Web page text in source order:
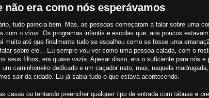
era como nós esperávamos
tudo parecia bem. Mas, as pessoas começaram a falar sobre uma
o vírus. Os programas infantis e escolas que, aos poucos
até que finalmente tudo se espalhou como se fosse uma
sobre ele... Eu sempre vou ver como uma pessoa calada, com o
seus filhos, era quase vazia. Apesar disso, era o suficiente para nós e
caminhoneiro dedicado e um caçador nato, mas, naquela
sair da cidade. Eu já sabia tudo o que estava acontecendo.
casas ou tentando preencher qualquer tipo de entrada com tábuas e